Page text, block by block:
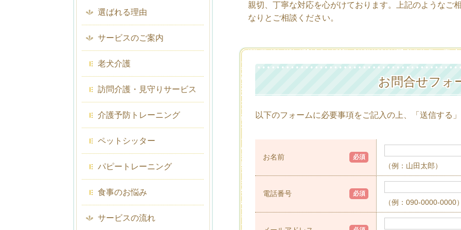
親切、丁寧な対応を心がけております。上記のようなご
なりとご相談ください。
お問合せフォ
以下のフォームに必要事項をご記入の上、「送信する
お名前 必須
（例：山田太郎）
電話番号 必須
（例：090-0000-0000）
選ばれる理由
サービスのご案内
老犬介護
訪問介護・見守りサービス
介護予防トレーニング
ペットシッター
パピートレーニング
食事のお悩み
サービスの流れ